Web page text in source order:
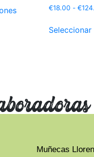
€18.00 - €
Muñecas